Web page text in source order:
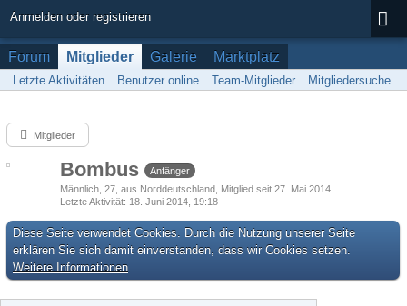
Anmelden oder registrieren
Forum Mitglieder Galerie Marktplatz
Letzte Aktivitäten Benutzer online Team-Mitglieder Mitgliedersuche
Mitglieder
Bombus
Anfänger
Männlich 27 aus Norddeutschland Mitglied seit 27. Mai 2014
Letzte Aktivität 18. Juni 2014, 19:18
Diese Seite verwendet Cookies. Durch die Nutzung unserer Seite
erklären Sie sich damit einverstanden, dass wir Cookies setzen.
Weitere Informationen